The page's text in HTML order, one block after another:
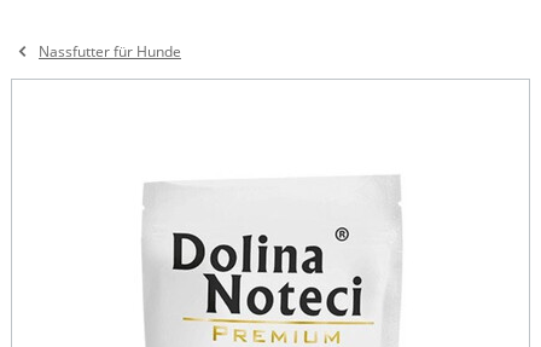
Nassfutter für Hunde